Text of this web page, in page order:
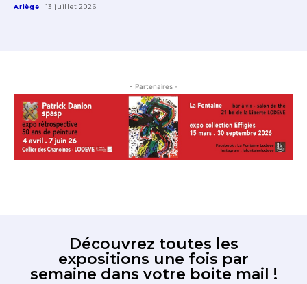
Ariège 13 juillet 2026
- Partenaires -
Découvrez toutes les
expositions une fois par
semaine dans votre boite mail !